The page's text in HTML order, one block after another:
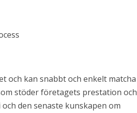
och kan snabbt och enkelt matcha
stöder företagets prestation och
den senaste kunskapen om